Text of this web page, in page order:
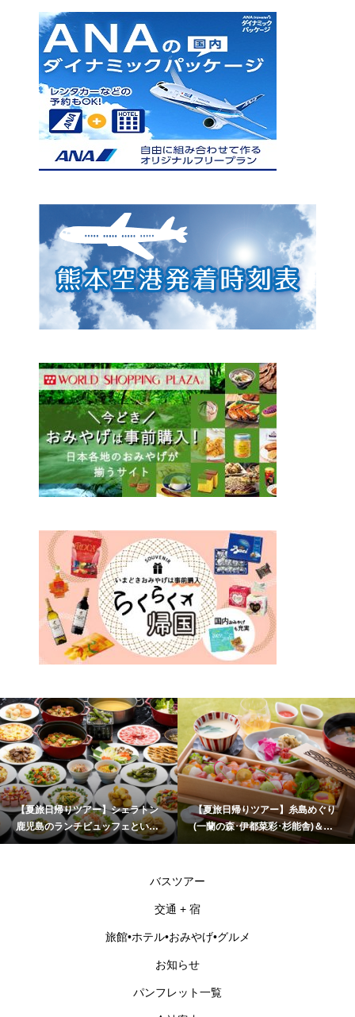
【夏旅日帰りツアー】シェラトン
鹿児島のランチビュッフェといお
ワールドかごしま水族館
【夏旅日帰りツアー】糸島めぐり
(一蘭の森･伊都菜彩･杉能舎)＆海
乃御馳走「玄海灘ちらし重」ラン
バスツアー
交通 + 宿
旅館•ホテル•おみやげ•グルメ
お知らせ
パンフレット一覧